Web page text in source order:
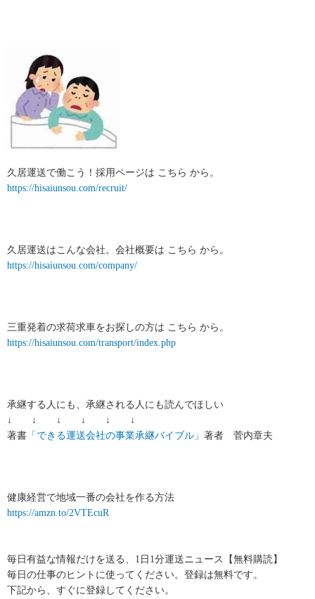
久居運送で働こう！採用ページは こちら から。
https://hisaiunsou.com/recruit/
久居運送はこんな会社。会社概要は こちら から。
https://hisaiunsou.com/company/
三重発着の求荷求車をお探しの方は こちら から。
https://hisaiunsou.com/transport/index.php
承継する人にも、承継される人にも読んでほしい
↓ ↓ ↓ ↓ ↓ ↓
著書 「できる運送会社の事業承継バイブル」 著者 菅内章夫
健康経営で地域一番の会社を作る方法
https://amzn.to/2VTEcuR
毎日有益な情報だけを送る、1日1分運送ニュース【無料購読】
毎日の仕事のヒントに使ってください。登録は無料です。
下記から、すぐに登録してください。